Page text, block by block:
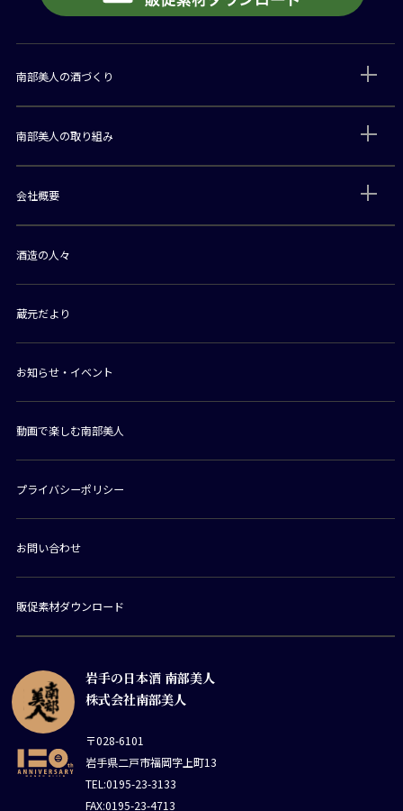
岩手の日本酒 南部美人
株式会社南部美人
〒028-6101
岩手県二戸市福岡字上町13
TEL:0195-23-3133
FAX:0195-23-4713
南部美人の酒づくり
南部美人の取り組み
会社概要
酒造の人々
蔵元だより
お知らせ・イベント
動画で楽しむ南部美人
プライバシーポリシー
お問い合わせ
販促素材ダウンロード